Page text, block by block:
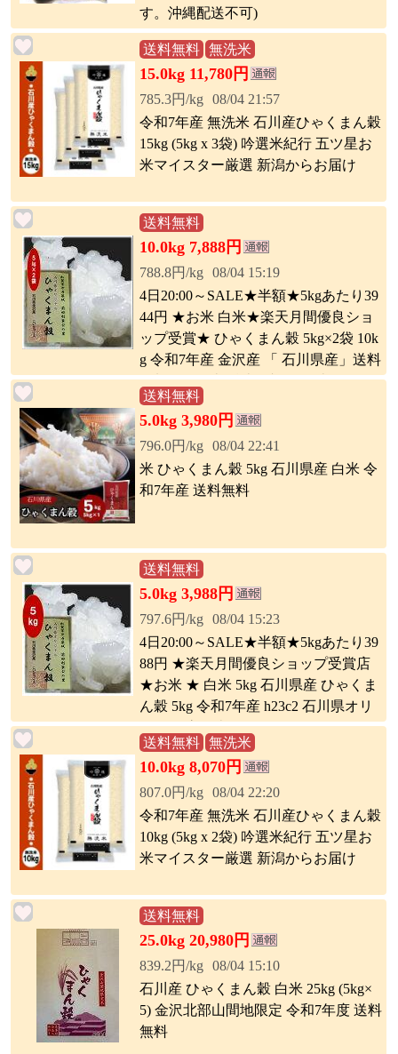
す。沖縄配送不可)
送料無料 無洗米
15.0kg 11,780円
785.3円/kg 08/04 21:57
令和7年産 無洗米 石川産ひゃくまん穀
15kg (5kg x 3袋) 吟選米紀行 五ツ星お
米マイスター厳選 新潟からお届け
送料無料
10.0kg 7,888円
788.8円/kg 08/04 15:19
4日20:00～SALE★半額★5kgあたり39
44円 ★お米 白米★楽天月間優良ショ
ップ受賞★ ひゃくまん穀 5kg×2袋 10k
g 令和7年産 金沢産 「 石川県産」送料
無料 h15c2 米 精米 ブランド米 10キロ
一等米 ごはん ご飯 美味しい 高級米
記念品 ギフト プレゼント
送料無料
5.0kg 3,980円
796.0円/kg 08/04 22:41
米 ひゃくまん穀 5kg 石川県産 白米 令
和7年産 送料無料
送料無料
5.0kg 3,988円
797.6円/kg 08/04 15:23
4日20:00～SALE★半額★5kgあたり39
88円 ★楽天月間優良ショップ受賞店
★お米 ★ 白米 5kg 石川県産 ひゃくま
ん穀 5kg 令和7年産 h23c2 石川県オリ
ジナル 高級米
送料無料 無洗米
10.0kg 8,070円
807.0円/kg 08/04 22:20
令和7年産 無洗米 石川産ひゃくまん穀
10kg (5kg x 2袋) 吟選米紀行 五ツ星お
米マイスター厳選 新潟からお届け
送料無料
25.0kg 20,980円
839.2円/kg 08/04 15:10
石川産 ひゃくまん穀 白米 25kg (5kg×
5) 金沢北部山間地限定 令和7年度 送料
無料